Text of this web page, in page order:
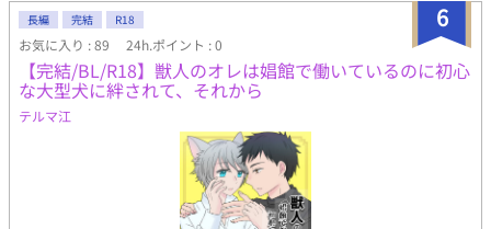
6
長編 完結 R18
お気に入り : 89 24h.ポイント : 0
【完結/BL/R18】獣人のオレは娼館で働いているのに初心
な大型犬に絆されて、それから
テルマ江